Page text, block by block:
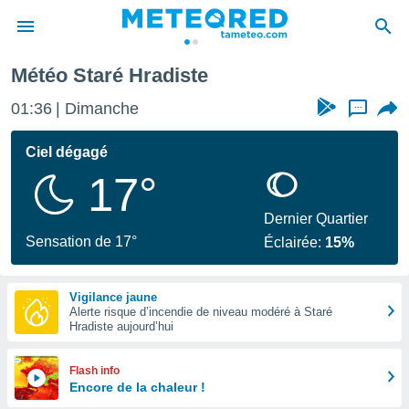
de
Météo Staré Hradiste
01:36 Dimanche ...
Ciel dégagé
17°
Sensation de 17°
Dernier Quartier
Éclairée: 15%
Vigilance jaune
Alerte risque d’incendie de niveau modéré à Staré
Hradiste aujourd’hui
Flash info
Encore de la chaleur !